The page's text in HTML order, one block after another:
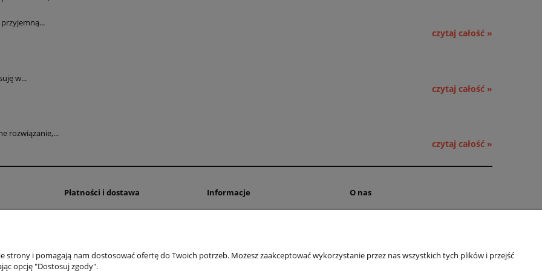
czytaj całość »
w...
czytaj całość »
rozwiązanie,...
czytaj całość »
Płatności i dostawa Informacje O nas
strony i pomagają nam dostosować ofertę do Twoich potrzeb. Możesz zaakceptować wykorzystanie przez nas wszystkich tych plików i przejść
opcję "Dostosuj zgody".